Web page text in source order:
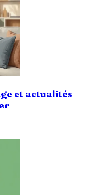
et actualités